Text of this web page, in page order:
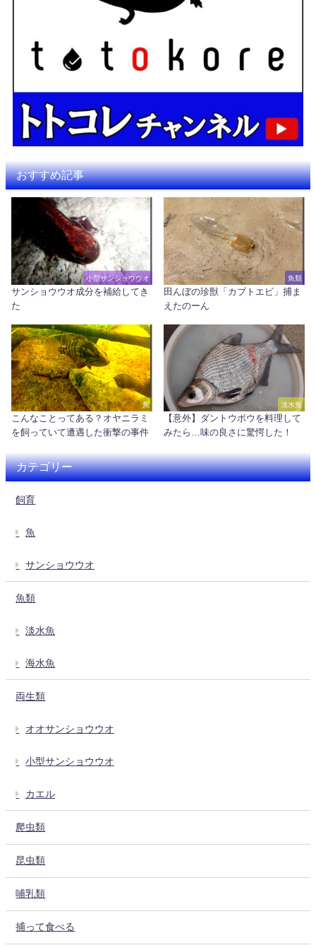
おすすめ記事
小型サンショウウオ
サンショウウオ成分を補給してき
た
魚類
田んぼの珍獣「カブトエビ」捕ま
えたのーん
魚
こんなことってある？オヤニラミ
を飼っていて遭遇した衝撃の事件
淡水魚
【意外】ダントウボウを料理して
みたら…味の良さに驚愕した！
カテゴリー
飼育
魚
サンショウウオ
魚類
淡水魚
海水魚
両生類
オオサンショウウオ
小型サンショウウオ
カエル
爬虫類
昆虫類
哺乳類
捕って食べる